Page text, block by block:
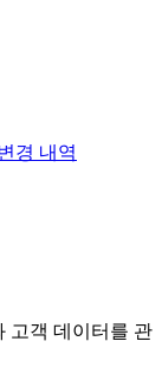
경 내역
고객 데이터를 관